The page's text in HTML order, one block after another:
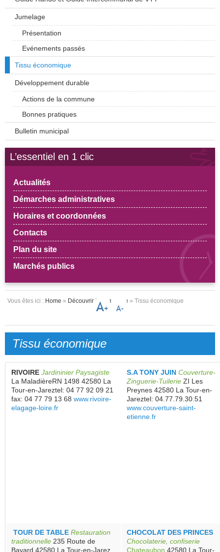
Jumelage
Présentation
Evénements passés
Tissu économique
Développement durable
Actions de la commune
Bonnes pratiques
Bulletin municipal
L’essentiel en 1 clic
Actualités
Démarches administratives
Horaires et coordonnées
Contacts
Plan du site
Marchés publics
Vous êtes ici : Home » Découvrir la commune » Tissu économique
Tissu économique
RIVOIRE Jardininier Paysagiste
La MaladièreRN 1498 42580 La
Tour-en-Jareztel: 04 77 92 09 21
fax: 04 77 79 13 68 www.rivoire-
elagage-loire.fr
S.A TONY JUIN Couverture-
Zinguerie-Tuilerie ZI Les
Preynes 42580 La Tour-en-
Jareztel: 04.77.79.30.51
www.couverture-saint-
etienne.fr
TOUR DE TABLE Restauration
traditionnelle 235 Route de
Bayard 42580 La Tour-en-Jarez
CHOCOLAT DES PRINCES
Chocolaterie, confiserie
Chateaubon 42580 La Tour-